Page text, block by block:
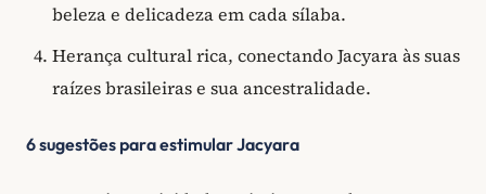
beleza e delicadeza em cada sílaba.
Herança cultural rica, conectando Jacyara às suas
raízes brasileiras e sua ancestralidade.
6 sugestões para estimular Jacyara